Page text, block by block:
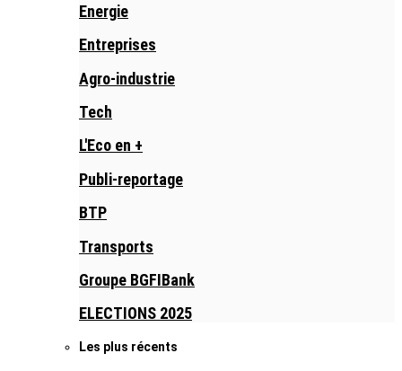
Energie
Entreprises
Agro-industrie
Tech
L'Eco en +
Publi-reportage
BTP
Transports
Groupe BGFIBank
ELECTIONS 2025
Les plus récents